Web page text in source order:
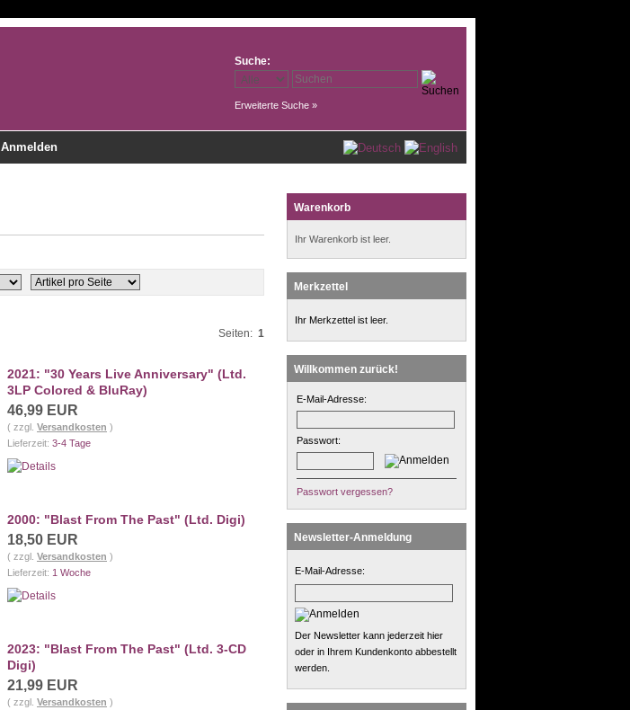
Suche:
Erweiterte Suche »
Anmelden
Seiten: 1
2021: "30 Years Live Anniversary" (Ltd.
3LP Colored & BluRay)
46,99 EUR
( zzgl. Versandkosten )
Lieferzeit: 3-4 Tage
2000: "Blast From The Past" (Ltd. Digi)
18,50 EUR
( zzgl. Versandkosten )
Lieferzeit: 1 Woche
2023: "Blast From The Past" (Ltd. 3-CD
Digi)
21,99 EUR
( zzgl. Versandkosten )
Warenkorb
Ihr Warenkorb ist leer.
Merkzettel
Ihr Merkzettel ist leer.
Willkommen zurück!
E-Mail-Adresse:
Passwort:
Passwort vergessen?
Newsletter-Anmeldung
E-Mail-Adresse:
Der Newsletter kann jederzeit hier
oder in Ihrem Kundenkonto abbestellt
werden.